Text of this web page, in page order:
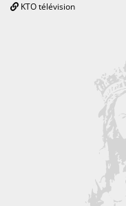
KTO télévision